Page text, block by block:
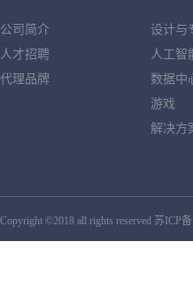
公司简介
人才招聘
代理品牌
设计与
人工智
数据中
游戏
解决方
Copyright ©2018 all rights reserved 苏ICP